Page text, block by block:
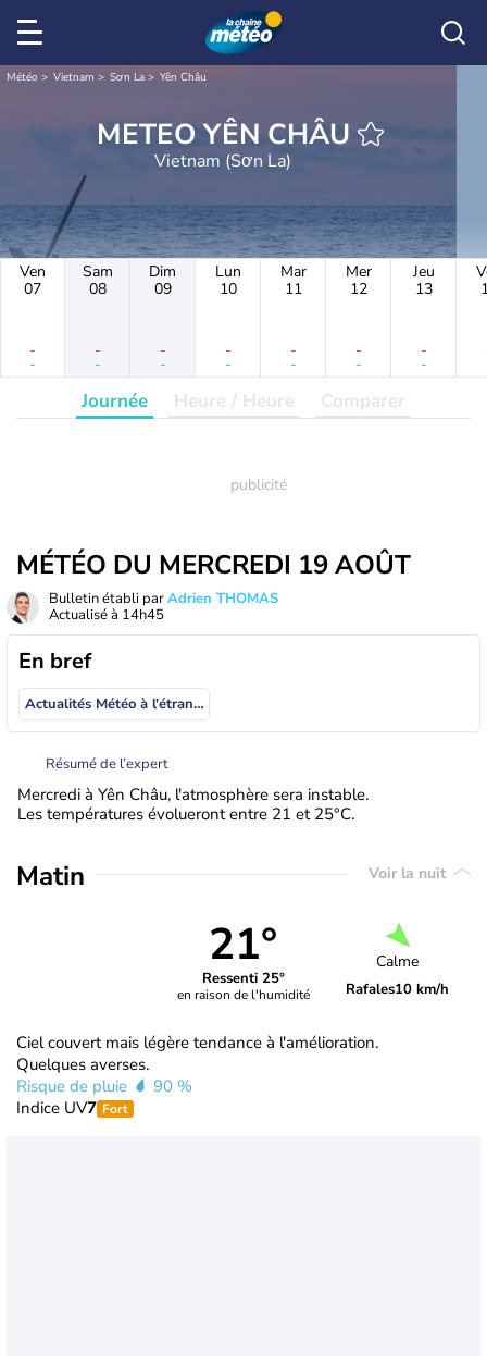
Météo Vietnam Sơn La Yên Châu
METEO YÊN CHÂU
Vietnam (Sơn La)
Ven
07
-
-
Sam
08
-
-
Dim
09
-
-
Lun
10
-
-
Mar
11
-
-
Mer
12
-
-
Jeu
13
-
-
Journée Heure / Heure Comparer
MÉTÉO DU MERCREDI 19 AOÛT
Bulletin établi parAdrien THOMAS
Actualisé à 14h45
En bref
Actualités Météo à l'étranger
Résumé de l’expert
Mercredi à Yên Châu, l'atmosphère sera instable.
Les températures évolueront entre 21 et 25°C.
Matin Voir la nuit
21°
Ressenti 25°
en raison de l'humidité
Calme
Rafales10 km/h
Ciel couvert mais légère tendance à l'amélioration.
Quelques averses.
Risque de pluie
90 %
Indice UV7 Fort